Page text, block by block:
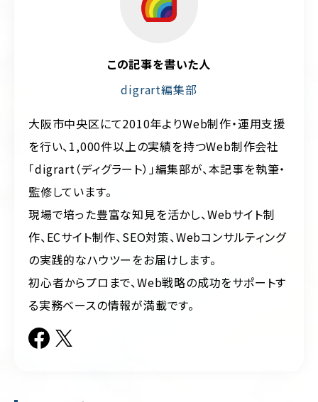
この記事を書いた人
digrart編集部
大阪市中央区にて2010年よりWeb制作・運用支援
を行い、1,000件以上の実績を持つWeb制作会社
「digrart（ディグラート）」編集部が、本記事を執筆・
監修しています。
現場で培った豊富な知見を活かし、Webサイト制
作、ECサイト制作、SEO対策、Webコンサルティング
の実践的なハウツーをお届けします。
初心者からプロまで、Web戦略の成功をサポートす
る実務ベースの情報が満載です。